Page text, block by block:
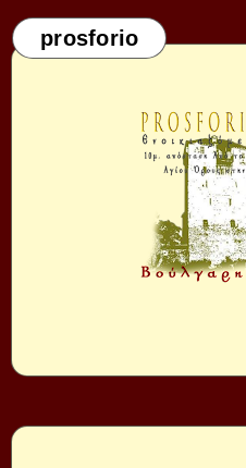
prosforio